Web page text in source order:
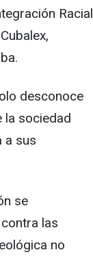
Racial
desconoce
la sociedad
a sus
se
las
no